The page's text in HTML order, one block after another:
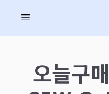
MENU
오늘구